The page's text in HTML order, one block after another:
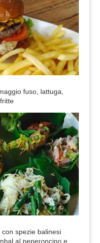
fuso, lattuga,
spezie balinesi
al peperoncino e